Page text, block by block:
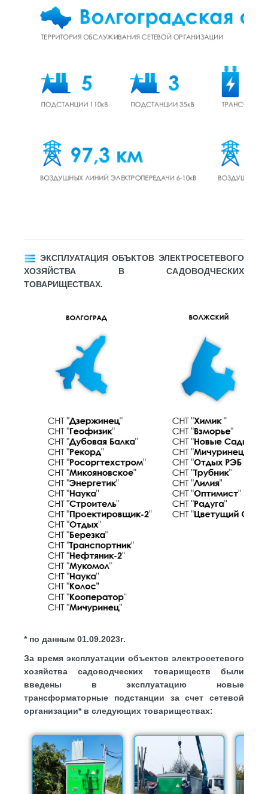
ЭКСПЛУАТАЦИЯ ОБЪКТОВ ЭЛЕКТРОСЕТЕВОГО
ХОЗЯЙСТВА В САДОВОДЧЕСКИХ
ТОВАРИЩЕСТВАХ.
​* по данным 01.09.2023г.
За время эксплуатации объектов электросетевого
хозяйства садоводческих товариществ были
введены в эксплуатацию новые
трансформаторные подстанции за счет сетевой
организации* в следующих товариществах: